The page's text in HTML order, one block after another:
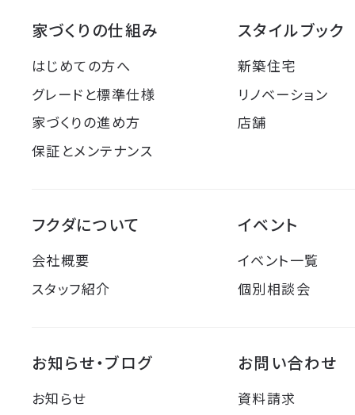
家づくりの仕組み
はじめての方へ
グレードと標準仕様
家づくりの進め方
保証とメンテナンス
スタイルブック
新築住宅
リノベーション
店舗
フクダについて
会社概要
スタッフ紹介
イベント
イベント一覧
個別相談会
お知らせ・ブログ
お知らせ
お問い合わせ
資料請求